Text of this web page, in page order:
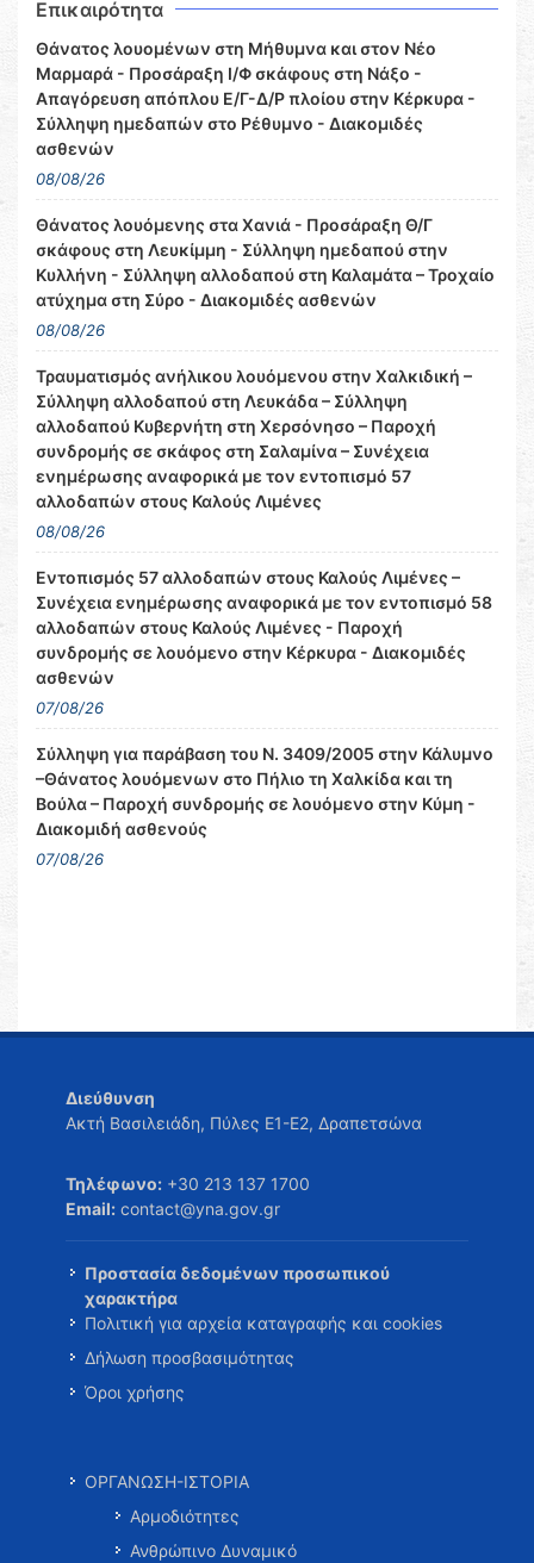
Επικαιρότητα
Θάνατος λουομένων στη Μήθυμνα και στον Νέο
Μαρμαρά - Προσάραξη Ι/Φ σκάφους στη Νάξο -
Απαγόρευση απόπλου Ε/Γ-Δ/Ρ πλοίου στην Κέρκυρα -
Σύλληψη ημεδαπών στο Ρέθυμνο - Διακομιδές
ασθενών
08/08/26
Θάνατος λουόμενης στα Χανιά - Προσάραξη Θ/Γ
σκάφους στη Λευκίμμη - Σύλληψη ημεδαπού στην
Κυλλήνη - Σύλληψη αλλοδαπού στη Καλαμάτα – Τροχαίο
ατύχημα στη Σύρο - Διακομιδές ασθενών
08/08/26
Τραυματισμός ανήλικου λουόμενου στην Χαλκιδική –
Σύλληψη αλλοδαπού στη Λευκάδα – Σύλληψη
αλλοδαπού Κυβερνήτη στη Χερσόνησο – Παροχή
συνδρομής σε σκάφος στη Σαλαμίνα – Συνέχεια
ενημέρωσης αναφορικά με τον εντοπισμό 57
αλλοδαπών στους Καλούς Λιμένες
08/08/26
Εντοπισμός 57 αλλοδαπών στους Καλούς Λιμένες –
Συνέχεια ενημέρωσης αναφορικά με τον εντοπισμό 58
αλλοδαπών στους Καλούς Λιμένες - Παροχή
συνδρομής σε λουόμενο στην Κέρκυρα - Διακομιδές
ασθενών
07/08/26
Σύλληψη για παράβαση του Ν. 3409/2005 στην Κάλυμνο
–Θάνατος λουόμενων στο Πήλιο τη Χαλκίδα και τη
Βούλα – Παροχή συνδρομής σε λουόμενο στην Κύμη -
Διακομιδή ασθενούς
07/08/26
Διεύθυνση
Ακτή Βασιλειάδη, Πύλες Ε1-Ε2, Δραπετσώνα
Τηλέφωνο: +30 213 137 1700
Email: contact@yna.gov.gr
Προστασία δεδομένων προσωπικού
χαρακτήρα
Πολιτική για αρχεία καταγραφής και cookies
Δήλωση προσβασιμότητας
Όροι χρήσης
ΟΡΓΑΝΩΣΗ-ΙΣΤΟΡΙΑ
Αρμοδιότητες
Ανθρώπινο Δυναμικό